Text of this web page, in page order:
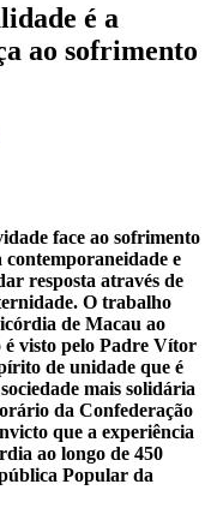
é a
ao sofrimento
face ao sofrimento
contemporaneidade e
resposta através de
O trabalho
de Macau ao
é visto pelo Padre Vítor
de unidade que é
mais solidária
da Confederação
que a experiência
ao longo de 450
Popular da